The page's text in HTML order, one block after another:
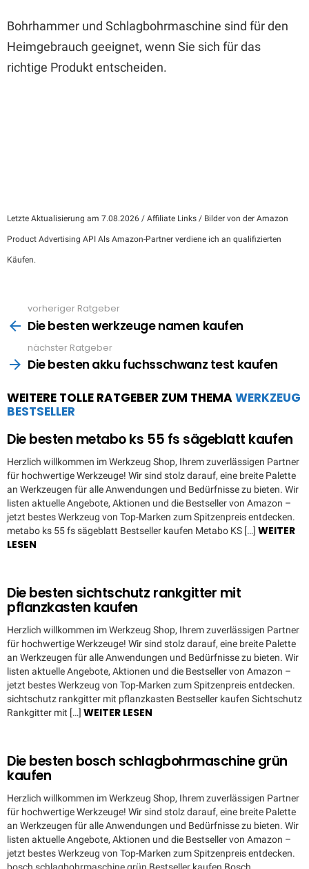
Bohrhammer und Schlagbohrmaschine sind für den
Heimgebrauch geeignet, wenn Sie sich für das
richtige Produkt entscheiden.
Letzte Aktualisierung am 7.08.2026 / Affiliate Links / Bilder von der Amazon
Product Advertising API Als Amazon-Partner verdiene ich an qualifizierten
Käufen.
more
vorheriger Ratgeber
Die besten werkzeuge namen kaufen
nächster Ratgeber
Die besten akku fuchsschwanz test kaufen
WEITERE TOLLE RATGEBER ZUM THEMAWERKZEUG
BESTSELLER
Die besten metabo ks 55 fs sägeblatt kaufen
Herzlich willkommen im Werkzeug Shop, Ihrem zuverlässigen Partner
für hochwertige Werkzeuge! Wir sind stolz darauf, eine breite Palette
an Werkzeugen für alle Anwendungen und Bedürfnisse zu bieten. Wir
listen aktuelle Angebote, Aktionen und die Bestseller von Amazon –
jetzt bestes Werkzeug von Top-Marken zum Spitzenpreis entdecken.
metabo ks 55 fs sägeblatt Bestseller kaufen Metabo KS […] WEITER
LESEN
Die besten sichtschutz rankgitter mit
pflanzkasten kaufen
Herzlich willkommen im Werkzeug Shop, Ihrem zuverlässigen Partner
für hochwertige Werkzeuge! Wir sind stolz darauf, eine breite Palette
an Werkzeugen für alle Anwendungen und Bedürfnisse zu bieten. Wir
listen aktuelle Angebote, Aktionen und die Bestseller von Amazon –
jetzt bestes Werkzeug von Top-Marken zum Spitzenpreis entdecken.
sichtschutz rankgitter mit pflanzkasten Bestseller kaufen Sichtschutz
Rankgitter mit […] WEITER LESEN
Die besten bosch schlagbohrmaschine grün
kaufen
Herzlich willkommen im Werkzeug Shop, Ihrem zuverlässigen Partner
für hochwertige Werkzeuge! Wir sind stolz darauf, eine breite Palette
an Werkzeugen für alle Anwendungen und Bedürfnisse zu bieten. Wir
listen aktuelle Angebote, Aktionen und die Bestseller von Amazon –
jetzt bestes Werkzeug von Top-Marken zum Spitzenpreis entdecken.